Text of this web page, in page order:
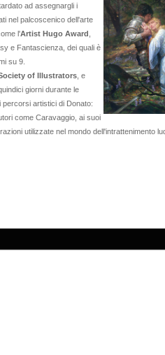
ad assegnargli i
nel palcoscenico dell'arte
l'Artist Hugo Award
e Fantascienza, dei quali è
su 9.
of Illustrators, e
giorni durante le
artistici di Donato:
come Caravaggio, ai suoi
utilizzate nel mondo dell'intrattenimento